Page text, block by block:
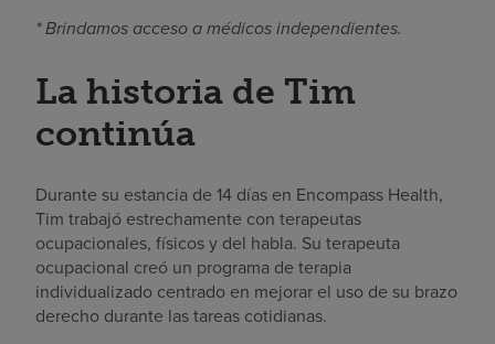
* Brindamos acceso a médicos independientes.
La historia de Tim
continúa
Durante su estancia de 14 días en Encompass Health,
Tim trabajó estrechamente con terapeutas
ocupacionales, físicos y del habla. Su terapeuta
ocupacional creó un programa de terapia
individualizado centrado en mejorar el uso de su brazo
derecho durante las tareas cotidianas.